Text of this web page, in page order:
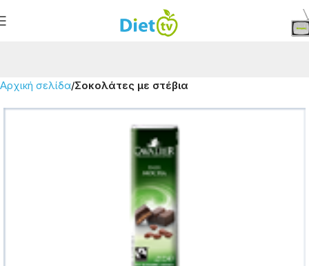
Αρχική σελίδα Σοκολάτες με στέβια